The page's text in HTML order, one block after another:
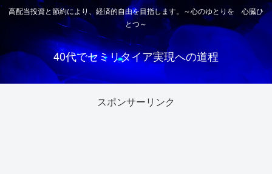
高配当投資と節約により、経済的自由を目指します。～心のゆとりを 心臓ひ
とつ～
40代でセミリタイア実現への道程
スポンサーリンク